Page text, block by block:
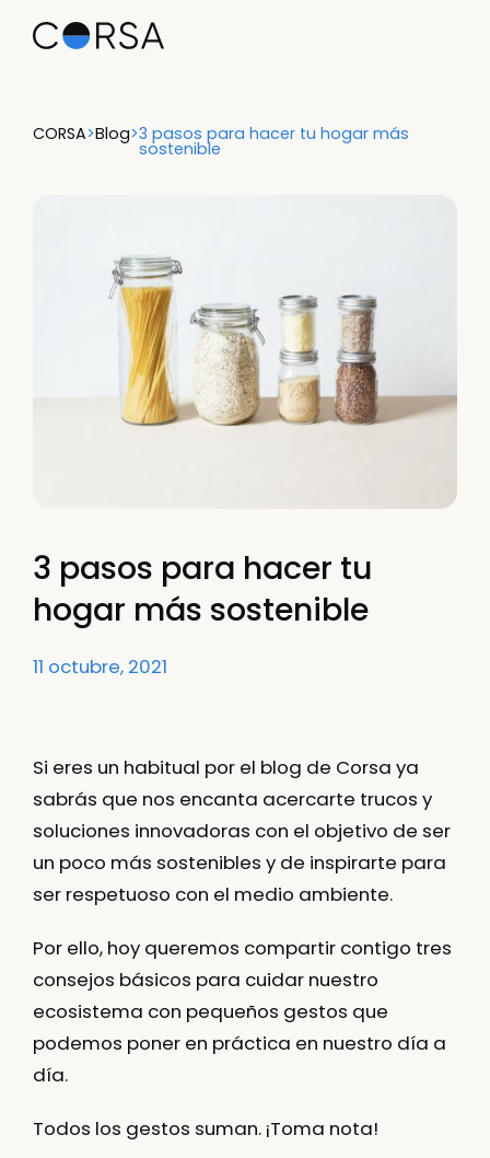
CORSA>Blog>3 pasos para hacer tu hogar más
sostenible
3 pasos para hacer tu
hogar más sostenible
11 octubre, 2021
Si eres un habitual por el blog de Corsa ya
sabrás que nos encanta acercarte trucos y
soluciones innovadoras con el objetivo de ser
un poco más sostenibles y de inspirarte para
ser respetuoso con el medio ambiente.
Por ello, hoy queremos compartir contigo tres
consejos básicos para cuidar nuestro
ecosistema con pequeños gestos que
podemos poner en práctica en nuestro día a
día.
Todos los gestos suman. ¡Toma nota!